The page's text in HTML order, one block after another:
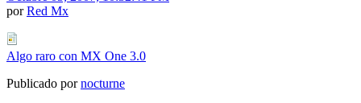
porRed Mx
Algo raro con MX One 3.0
Publicado pornocturne